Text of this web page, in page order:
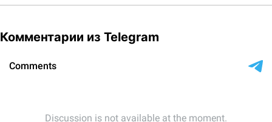
Комментарии из Telegram